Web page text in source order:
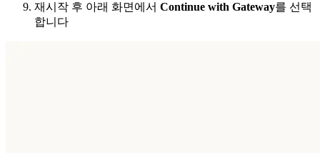
재시작 후 아래 화면에서 Continue with Gateway를 선택
합니다